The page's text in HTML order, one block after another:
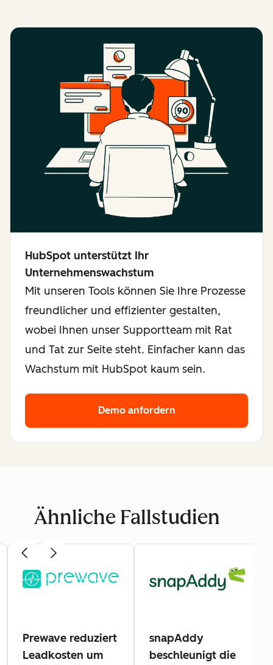
HubSpot unterstützt Ihr
Unternehmenswachstum
Mit unseren Tools können Sie Ihre Prozesse
freundlicher und effizienter gestalten,
wobei Ihnen unser Supportteam mit Rat
und Tat zur Seite steht. Einfacher kann das
Wachstum mit HubSpot kaum sein.
Demo anfordern
Ähnliche Fallstudien
Prewave reduziert
Leadkosten um
snapAddy
beschleunigt die